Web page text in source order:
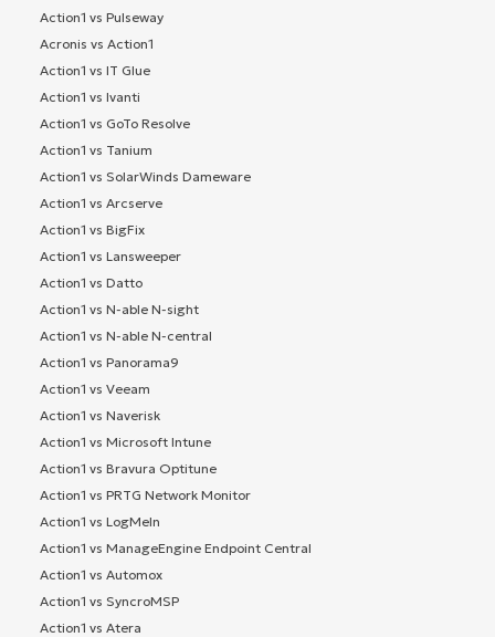
Action1 vs Pulseway
Acronis vs Action1
Action1 vs IT Glue
Action1 vs Ivanti
Action1 vs GoTo Resolve
Action1 vs Tanium
Action1 vs SolarWinds Dameware
Action1 vs Arcserve
Action1 vs BigFix
Action1 vs Lansweeper
Action1 vs Datto
Action1 vs N-able N-sight
Action1 vs N-able N-central
Action1 vs Panorama9
Action1 vs Veeam
Action1 vs Naverisk
Action1 vs Microsoft Intune
Action1 vs Bravura Optitune
Action1 vs PRTG Network Monitor
Action1 vs LogMeIn
Action1 vs ManageEngine Endpoint Central
Action1 vs Automox
Action1 vs SyncroMSP
Action1 vs Atera